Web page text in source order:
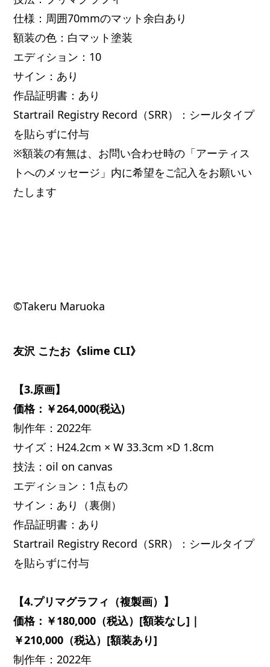
仕様：周囲70mmのマット余白あり
額装の色：白マット塗装
エディション：10
サイン：あり
作品証明書：あり
Startrail Registry Record（SRR）：シールタイプ
を貼らずに付与
※額装の有無は、お問い合わせ時の「アーティス
トへのメッセージ」内に希望をご記入をお願いい
たします
©Takeru Maruoka
友沢 こたお《slime CLI》
【3.原画】
価格：￥264,000(税込)
制作年：2022年
サイズ：H24.2cm × W 33.3cm ×D 1.8cm
技法：oil on canvas
エディション：1点もの
サイン：あり（裏側）
作品証明書：あり
Startrail Registry Record（SRR）：シールタイプ
を貼らずに付与
【4.プリマグラフィ（複製画）】
価格：￥180,000（税込）[額装なし]｜
￥210,000（税込）[額装あり]
制作年：2022年